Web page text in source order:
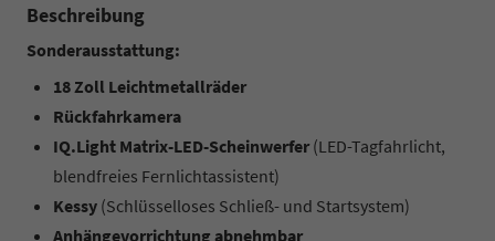
Beschreibung
Sonderausstattung:
18 Zoll Leichtmetallräder
Rückfahrkamera
IQ.Light Matrix-LED-Scheinwerfer (LED-Tagfahrlicht,
blendfreies Fernlichtassistent)
Kessy (Schlüsselloses Schließ- und Startsystem)
Anhängevorrichtung abnehmbar